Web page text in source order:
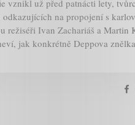
vznikl už před patnácti lety,
na propojení s
režiséři Ivan Zachariáš a Martin
jak konkrétně Deppova